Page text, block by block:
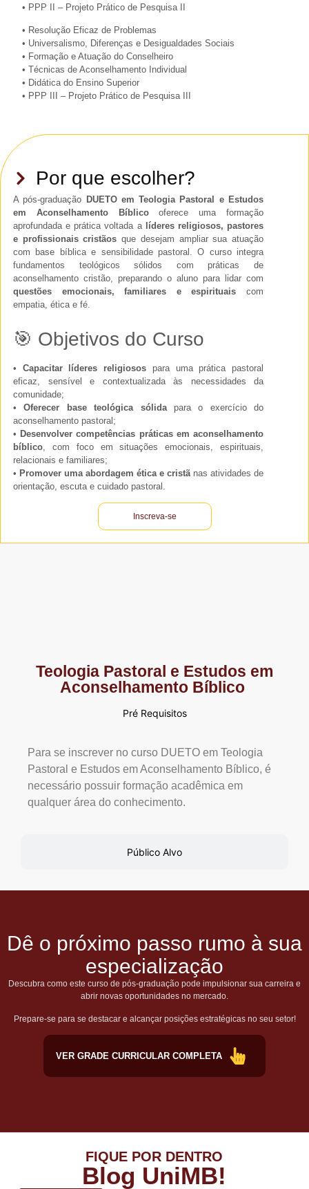
• PPP II – Projeto Prático de Pesquisa II
• Resolução Eficaz de Problemas
• Universalismo, Diferenças e Desigualdades Sociais
• Formação e Atuação do Conselheiro
• Técnicas de Aconselhamento Individual
• Didática do Ensino Superior
• PPP III – Projeto Prático de Pesquisa III
Por que escolher?
A pós-graduação DUETO em Teologia Pastoral e Estudos
em Aconselhamento Bíblicooferece uma formação
aprofundada e prática voltada a líderes religiosos, pastores
e profissionais cristãos que desejam ampliar sua atuação
com base bíblica e sensibilidade pastoral. O curso integra
fundamentos teológicos sólidos com práticas de
aconselhamento cristão, preparando o aluno para lidar com
questões emocionais, familiares e espirituais com
empatia, ética e fé.
🎯 Objetivos do Curso
• Capacitar líderes religiosos para uma prática pastoral
eficaz, sensível e contextualizada às necessidades da
comunidade;
•Oferecer base teológica sólidapara o exercício do
aconselhamento pastoral;
• Desenvolver competências práticas em aconselhamento
bíblico , com foco em situações emocionais, espirituais,
relacionais e familiares;
• Promover uma abordagem ética e cristã nas atividades de
orientação, escuta e cuidado pastoral.
Inscreva-se
Teologia Pastoral e Estudos em
Aconselhamento Bíblico
Pré Requisitos
Público Alvo
Para se inscrever no curso DUETO em Teologia
Pastoral e Estudos em Aconselhamento Bíblico, é
necessário possuir formação acadêmica em
qualquer área do conhecimento.
Dê o próximo passo rumo à sua
especialização
Descubra como este curso de pós-graduação pode impulsionar sua carreira e
abrir novas oportunidades no mercado.
Prepare-se para se destacar e alcançar posições estratégicas no seu setor!
VER GRADE CURRICULAR COMPLETA
FIQUE POR DENTRO
Blog UniMB!